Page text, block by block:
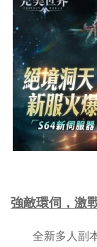
強敵環伺，激
全新多人副